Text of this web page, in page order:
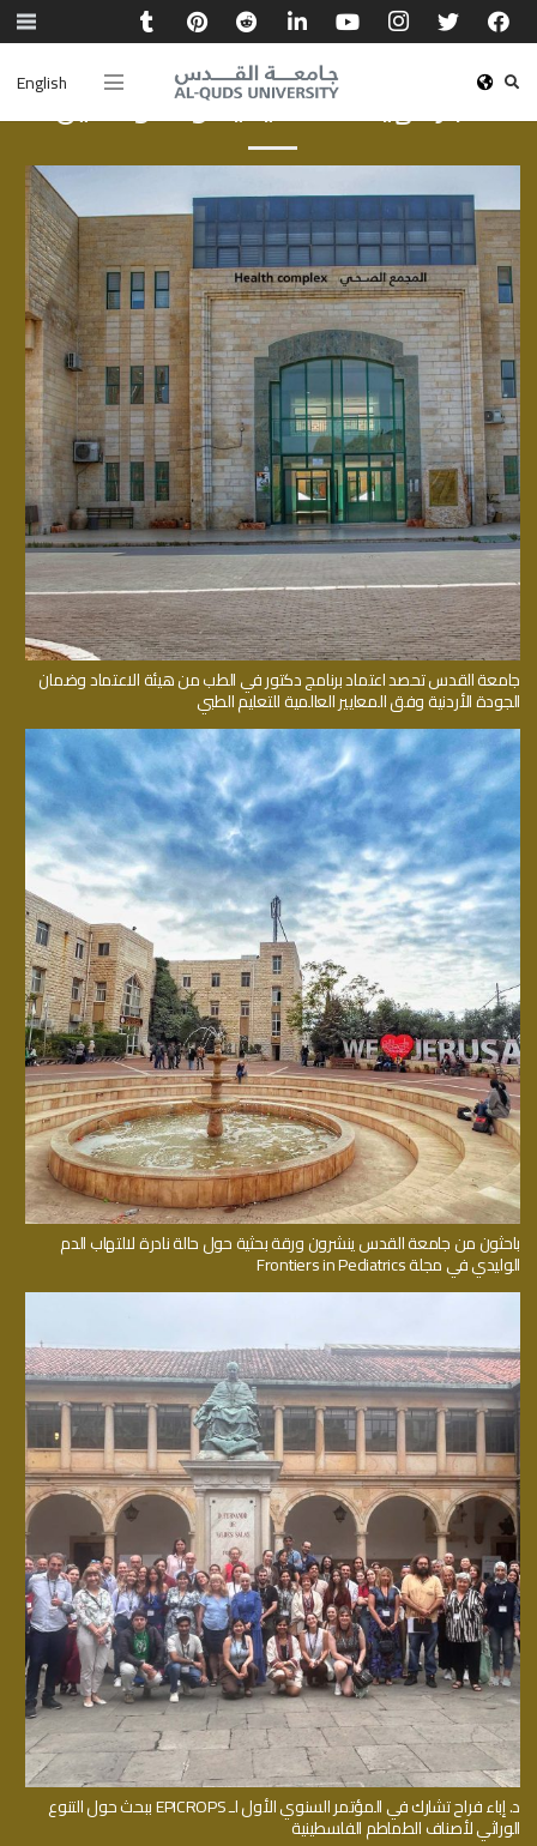
Englishأخبار الهيئة الأكاديمية والموظفين
جامعة القدس تحصد اعتماد برنامج دكتور في الطب من هيئة الاعتماد وضمان
الجودة الأردنية وفق المعايير العالمية للتعليم الطبي
باحثون من جامعة القدس ينشرون ورقة بحثية حول حالة نادرة لالتهاب الدم
الوليدي في مجلة Frontiers in Pediatrics
د. إباء فراح تشارك في المؤتمر السنوي الأول لـ EPICROPS ببحث حول التنوع
الوراثي لأصناف الطماطم الفلسطينية